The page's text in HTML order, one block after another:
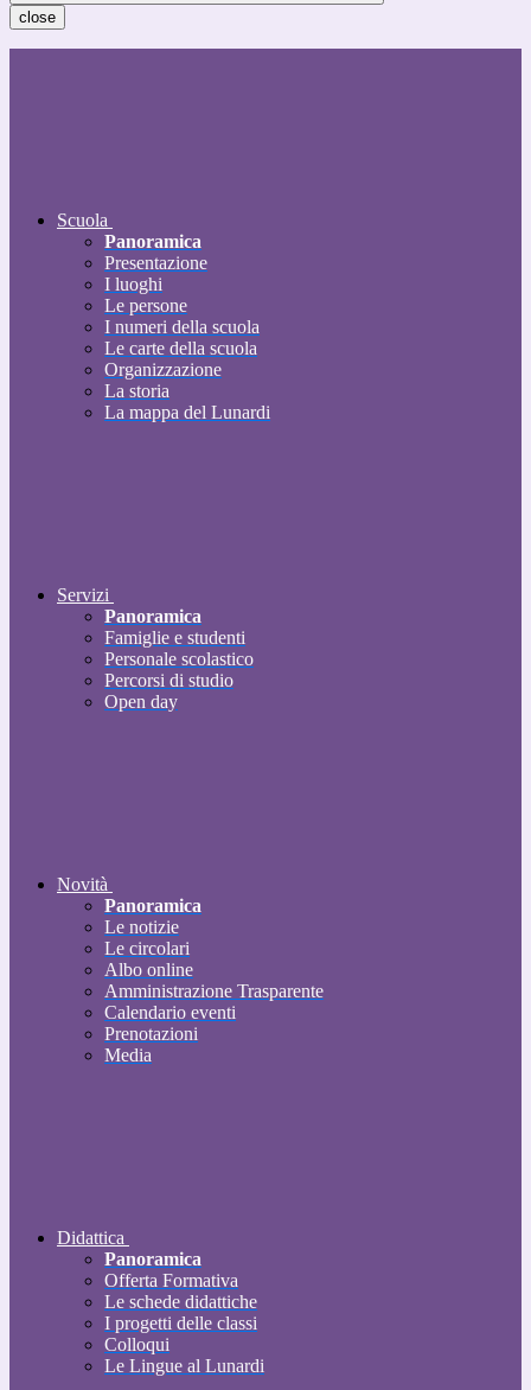
close
Scuola
Panoramica
Presentazione
I luoghi
Le persone
I numeri della scuola
Le carte della scuola
Organizzazione
La storia
La mappa del Lunardi
Servizi
Panoramica
Famiglie e studenti
Personale scolastico
Percorsi di studio
Open day
Novità
Panoramica
Le notizie
Le circolari
Albo online
Amministrazione Trasparente
Calendario eventi
Prenotazioni
Media
Didattica
Panoramica
Offerta Formativa
Le schede didattiche
I progetti delle classi
Colloqui
Le Lingue al Lunardi